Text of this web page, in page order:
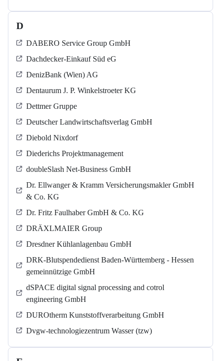
D
DABERO Service Group GmbH
Dachdecker-Einkauf Süd eG
DenizBank (Wien) AG
Dentaurum J. P. Winkelstroeter KG
Dettmer Gruppe
Deutscher Landwirtschaftsverlag GmbH
Diebold Nixdorf
Diederichs Projektmanagement
doubleSlash Net-Business GmbH
Dr. Ellwanger & Kramm Versicherungsmakler GmbH
& Co. KG
Dr. Fritz Faulhaber GmbH & Co. KG
DRÄXLMAIER Group
Dresdner Kühlanlagenbau GmbH
DRK-Blutspendedienst Baden-Württemberg - Hessen
gemeinnützige GmbH
dSPACE digital signal processing and cotrol
engineering GmbH
DUROtherm Kunststoffverarbeitung GmbH
Dvgw-technologiezentrum Wasser (tzw)